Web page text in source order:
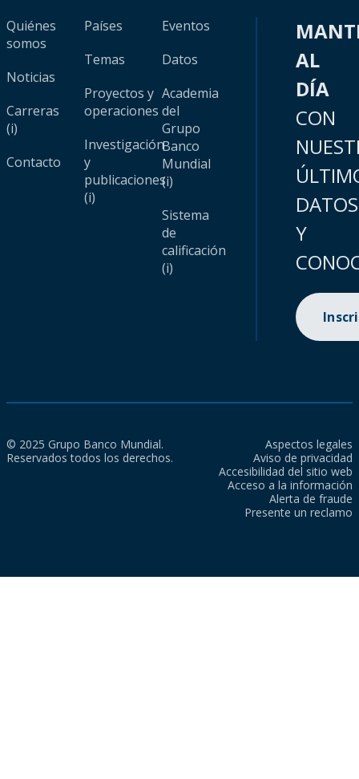
Quiénes
somos
Noticias
Carreras
(i)
Contacto
Países
Temas
Proyectos y
operaciones
Investigación
y
publicaciones
(i)
Eventos
Datos
Academia
del
Grupo
Banco
Mundial
(i)
Sistema
de
calificación
(i)
AL
DÍA
CON
DATOS
Y
© 2025 Grupo Banco Mundial.
Reservados todos los derechos.
Aspectos legales
Aviso de privacidad
Accesibilidad del sitio web
Acceso a la información
Alerta de fraude
Presente un reclamo